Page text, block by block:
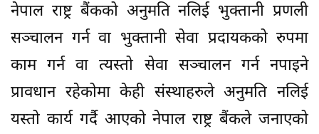
नेपाल राष्ट्र बैंकको अनुमति नलिई भुक्तानी प्रणली
सञ्चालन गर्न वा भुक्तानी सेवा प्रदायकको रुपमा
काम गर्न वा त्यस्तो सेवा सञ्चालन गर्न नपाइने
प्रावधान रहेकोमा केही संस्थाहरुले अनुमति नलिई
यस्तो कार्य गर्दै आएको नेपाल राष्ट्र बैंकले जनाएको